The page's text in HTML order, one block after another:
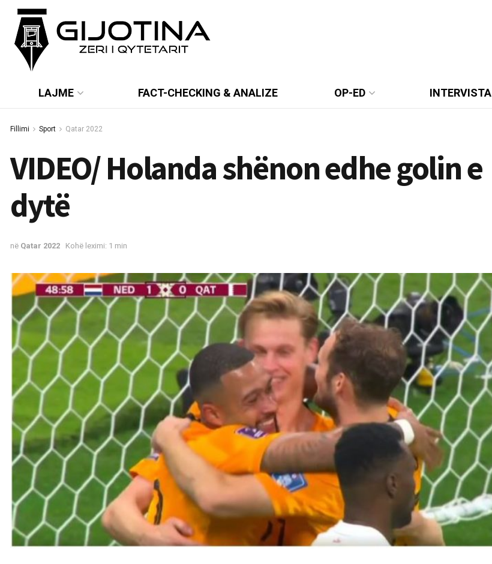
LAJME FACT-CHECKING & ANALIZE OP-ED INTERVISTA
Fillimi Sport Qatar 2022
VIDEO/ Holanda shënon edhe golin e
dytë
në Qatar 2022 Kohë leximi: 1 min